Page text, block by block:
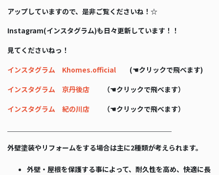
アップしていますので、是非ご覧くださいね！☆
Instagram(インスタグラム)も日々更新しています！！
見てくださいねっ！
インスタグラム Khomes.official (☚クリックで飛べます)
インスタグラム 京丹後店 （☚クリックで飛べます）
インスタグラム 紀の川店 （☚クリックで飛べます）
外壁塗装やリフォームをする場合は主に2種類が考えられます。
外壁・屋根を保護する事によって、耐久性を高め、快適に長